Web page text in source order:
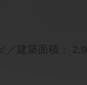
／建築面積：